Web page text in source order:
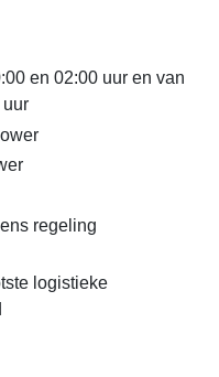
en 02:00 uur en van
uur
regeling
logistieke